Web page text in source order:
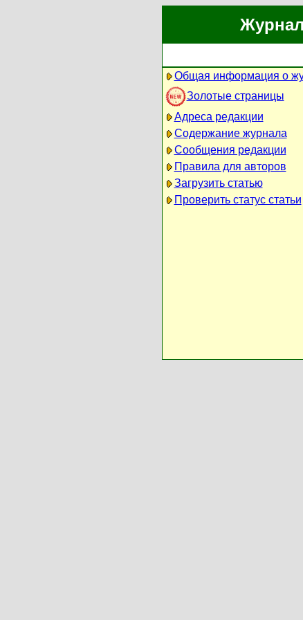
Общая информация о
Золотые страницы
Адреса редакции
Содержание журнала
Сообщения редакции
Правила для авторов
Загрузить статью
Проверить статус статьи